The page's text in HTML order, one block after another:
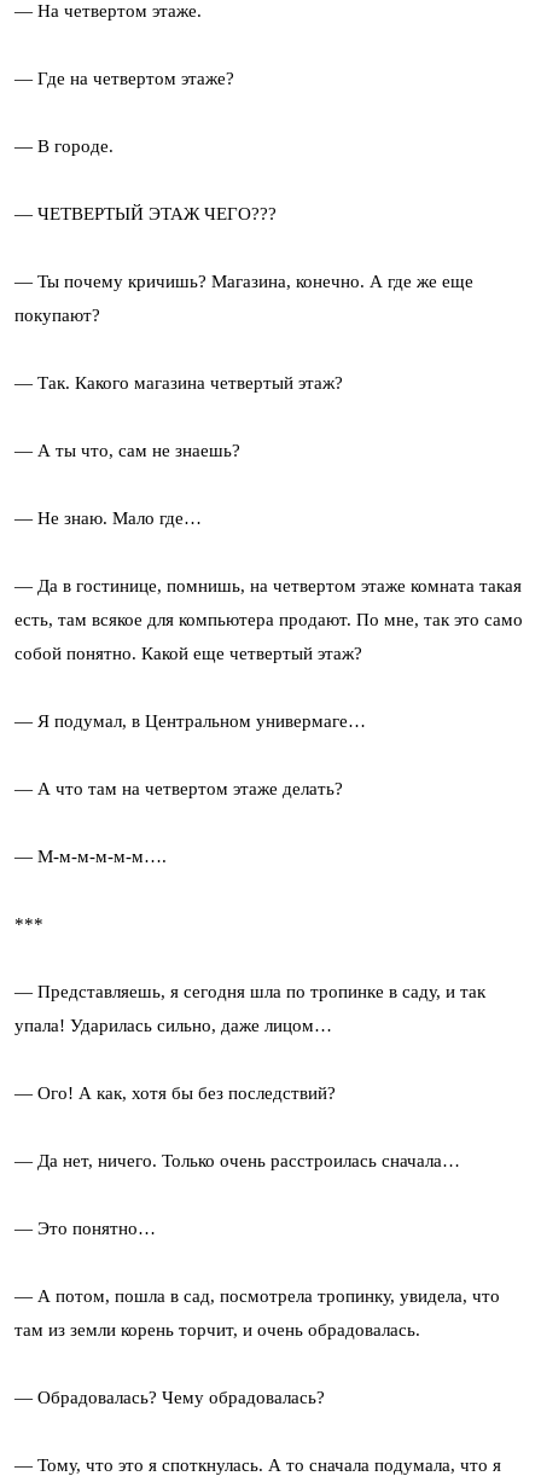
— На четвертом этаже.
— Где на четвертом этаже?
— В городе.
— ЧЕТВЕРТЫЙ ЭТАЖ ЧЕГО???
— Ты почему кричишь? Магазина, конечно. А где же еще
покупают?
— Так. Какого магазина четвертый этаж?
— А ты что, сам не знаешь?
— Не знаю. Мало где…
— Да в гостинице, помнишь, на четвертом этаже комната такая
есть, там всякое для компьютера продают. По мне, так это само
собой понятно. Какой еще четвертый этаж?
— Я подумал, в Центральном универмаге…
— А что там на четвертом этаже делать?
— М-м-м-м-м-м….
***
— Представляешь, я сегодня шла по тропинке в саду, и так
упала! Ударилась сильно, даже лицом…
— Ого! А как, хотя бы без последствий?
— Да нет, ничего. Только очень расстроилась сначала…
— Это понятно…
— А потом, пошла в сад, посмотрела тропинку, увидела, что
там из земли корень торчит, и очень обрадовалась.
— Обрадовалась? Чему обрадовалась?
— Тому, что это я споткнулась. А то сначала подумала, что я